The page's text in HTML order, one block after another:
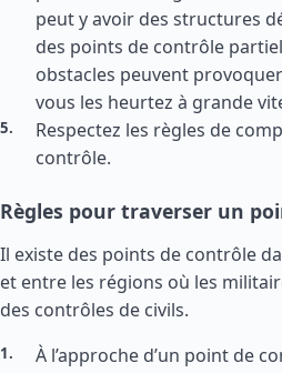
peut y avoir des structures
des points de contrôle
obstacles peuvent
vous les heurtez à grande
Respectez les règles de
contrôle.
Règles pour traverser un
Il existe des points de contrôle
et entre les régions où les
des contrôles de civils.
À l’approche d’un point de